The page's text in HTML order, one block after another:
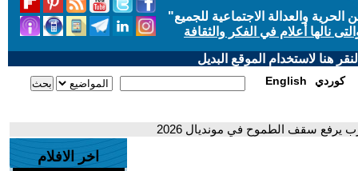
والعدالة الاجتماعية للجميع"
نالها أعلام في الفكر والثقافة
هنا لاستخدام الموقع البديل
English كوردي
اخر الافلام